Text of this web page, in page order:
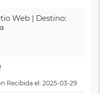
Web | Destino:
Recibida el: 2025-03-29